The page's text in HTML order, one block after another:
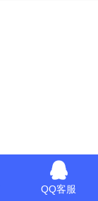
QQ客服